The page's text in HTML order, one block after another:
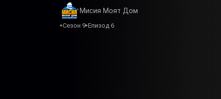
Мисия Моят Дом
Сезон 9 Епизод 6